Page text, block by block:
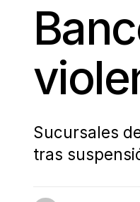
Sucursales
tras